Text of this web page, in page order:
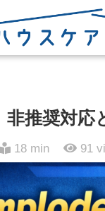
推奨対応
18 min 91